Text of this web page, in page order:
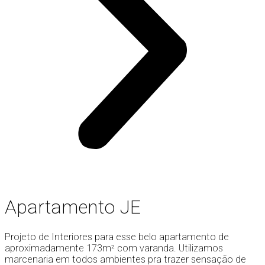
Apartamento JE
Projeto de Interiores para esse belo apartamento de
aproximadamente 173m² com varanda. Utilizamos
marcenaria em todos ambientes pra trazer sensação de